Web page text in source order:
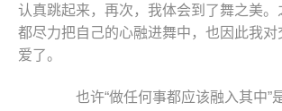
认真跳起来，再次，我体会到了舞之美
都尽力把自己的心融进舞中，也因此我
爱了。
也许“做任何事都应该融入其中”